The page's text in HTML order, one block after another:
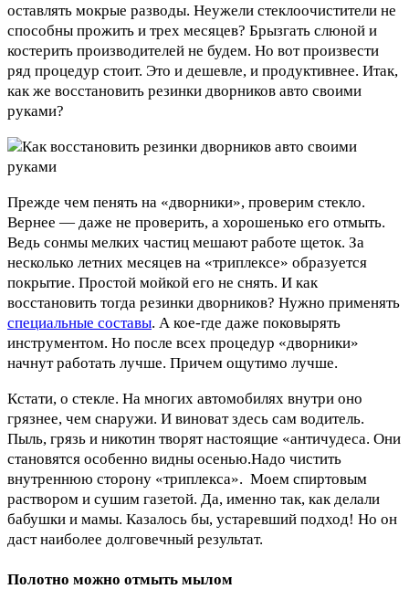
оставлять мокрые разводы. Неужели стеклоочистители не
способны прожить и трех месяцев? Брызгать слюной и
костерить производителей не будем. Но вот произвести
ряд процедур стоит. Это и дешевле, и продуктивнее. Итак,
как же восстановить резинки дворников авто своими
руками?
Прежде чем пенять на «дворники», проверим стекло.
Вернее — даже не проверить, а хорошенько его отмыть.
Ведь сонмы мелких частиц мешают работе щеток. За
несколько летних месяцев на «триплексе» образуется
покрытие. Простой мойкой его не снять. И как
восстановить тогда резинки дворников? Нужно применять
специальные составы. А кое-где даже поковырять
инструментом. Но после всех процедур «дворники»
начнут работать лучше. Причем ощутимо лучше.
Кстати, о стекле. На многих автомобилях внутри оно
грязнее, чем снаружи. И виноват здесь сам водитель.
Пыль, грязь и никотин творят настоящие «античудеса. Они
становятся особенно видны осенью.Надо чистить
внутреннюю сторону «триплекса». Моем спиртовым
раствором и сушим газетой. Да, именно так, как делали
бабушки и мамы. Казалось бы, устаревший подход! Но он
даст наиболее долговечный результат.
Полотно можно отмыть мылом